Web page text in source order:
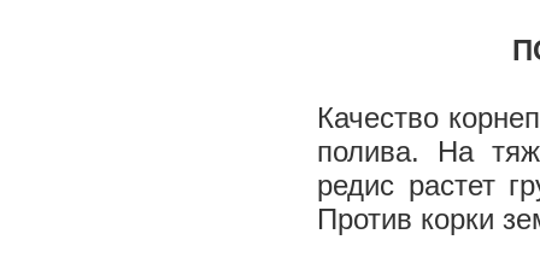
Качество
полива. На
редис растет
Против корки